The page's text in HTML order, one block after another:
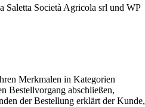
Saletta Società Agricola srl und WP
Merkmalen in Kategorien
Bestellvorgang abschließen,
der Bestellung erklärt der Kunde,